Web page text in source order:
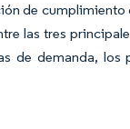
de
las tres
de demanda, los